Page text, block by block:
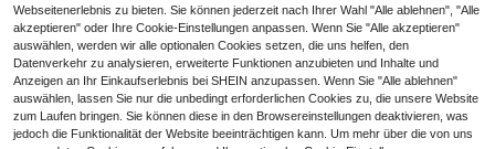
Webseitenerlebnis zu bieten. Sie können jederzeit nach Ihrer Wahl "Alle ablehnen", "Alle
akzeptieren" oder Ihre Cookie-Einstellungen anpassen. Wenn Sie "Alle akzeptieren"
auswählen, werden wir alle optionalen Cookies setzen, die uns helfen, den
Datenverkehr zu analysieren, erweiterte Funktionen anzubieten und Inhalte und
Anzeigen an Ihr Einkaufserlebnis bei SHEIN anzupassen. Wenn Sie "Alle ablehnen"
auswählen, lassen Sie nur die unbedingt erforderlichen Cookies zu, die unsere Website
zum Laufen bringen. Sie können diese in den Browsereinstellungen deaktivieren, was
jedoch die Funktionalität der Website beeinträchtigen kann. Um mehr über die von uns